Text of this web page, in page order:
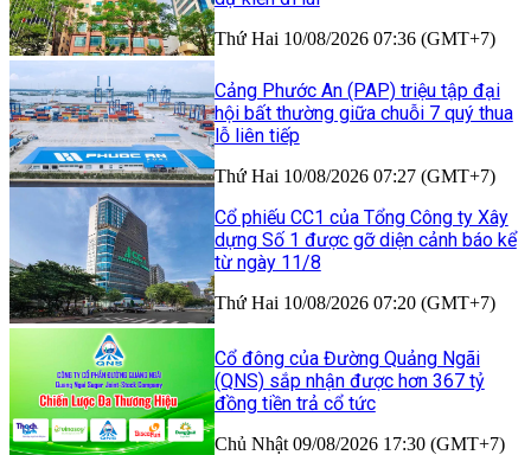
Thứ Hai 10/08/2026 07:36 (GMT+7)
Cảng Phước An (PAP) triệu tập đại
hội bất thường giữa chuỗi 7 quý thua
lỗ liên tiếp
Thứ Hai 10/08/2026 07:27 (GMT+7)
Cổ phiếu CC1 của Tổng Công ty Xây
dựng Số 1 được gỡ diện cảnh báo kể
từ ngày 11/8
Thứ Hai 10/08/2026 07:20 (GMT+7)
Cổ đông của Đường Quảng Ngãi
(QNS) sắp nhận được hơn 367 tỷ
đồng tiền trả cổ tức
Chủ Nhật 09/08/2026 17:30 (GMT+7)